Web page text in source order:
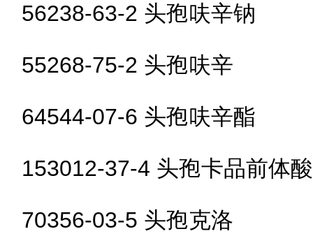
56238-63-2 头孢呋辛钠
55268-75-2 头孢呋辛
64544-07-6 头孢呋辛酯
153012-37-4 头孢卡品前体酸
70356-03-5 头孢克洛